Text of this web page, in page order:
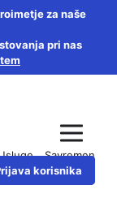
za naše
pri nas
Savremen
korisnika